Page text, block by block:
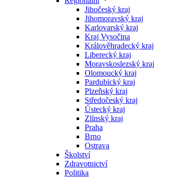
Jihočeský kraj
Jihomoravský kraj
Karlovarský kraj
Kraj Vysočina
Králověhradecký kraj
Liberecký kraj
Moravskoslezský kraj
Olomoucký kraj
Pardubický kraj
Plzeňský kraj
Středočeský kraj
Ústecký kraj
Zlínský kraj
Praha
Brno
Ostrava
Školství
Zdravotnictví
Politika